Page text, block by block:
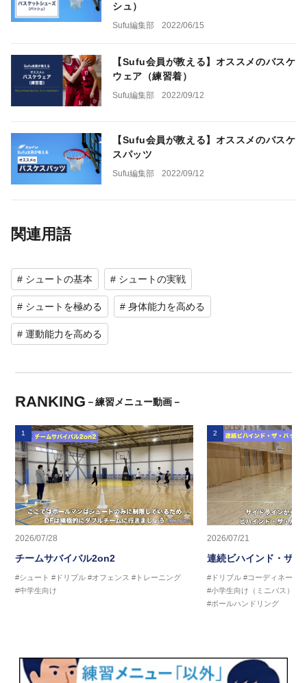
シュ）
Sufu編集部 2022/06/15
【Sufu会員が教える】オススメのバスケ
ウェア（練習着）
Sufu編集部 2022/09/12
【Sufu会員が教える】オススメのバスケ
スパッツ
Sufu編集部 2022/09/12
関連用語
# シュートの基本 # シュートの実戦
# シュートを極める # 身体能力を高める
# 運動能力を高める
RANKING －練習メニュー動画－
1
2026/07/28
チームサバイバル2on2
#シュート #ドリブル #オフェンス #トレーニング
#中学生向け
2
2026/07/21
連続ビハインド・ザ・
#ドリブル #コーディネーシ
#小学生向け（ミニバス）
#ボールハンドリング